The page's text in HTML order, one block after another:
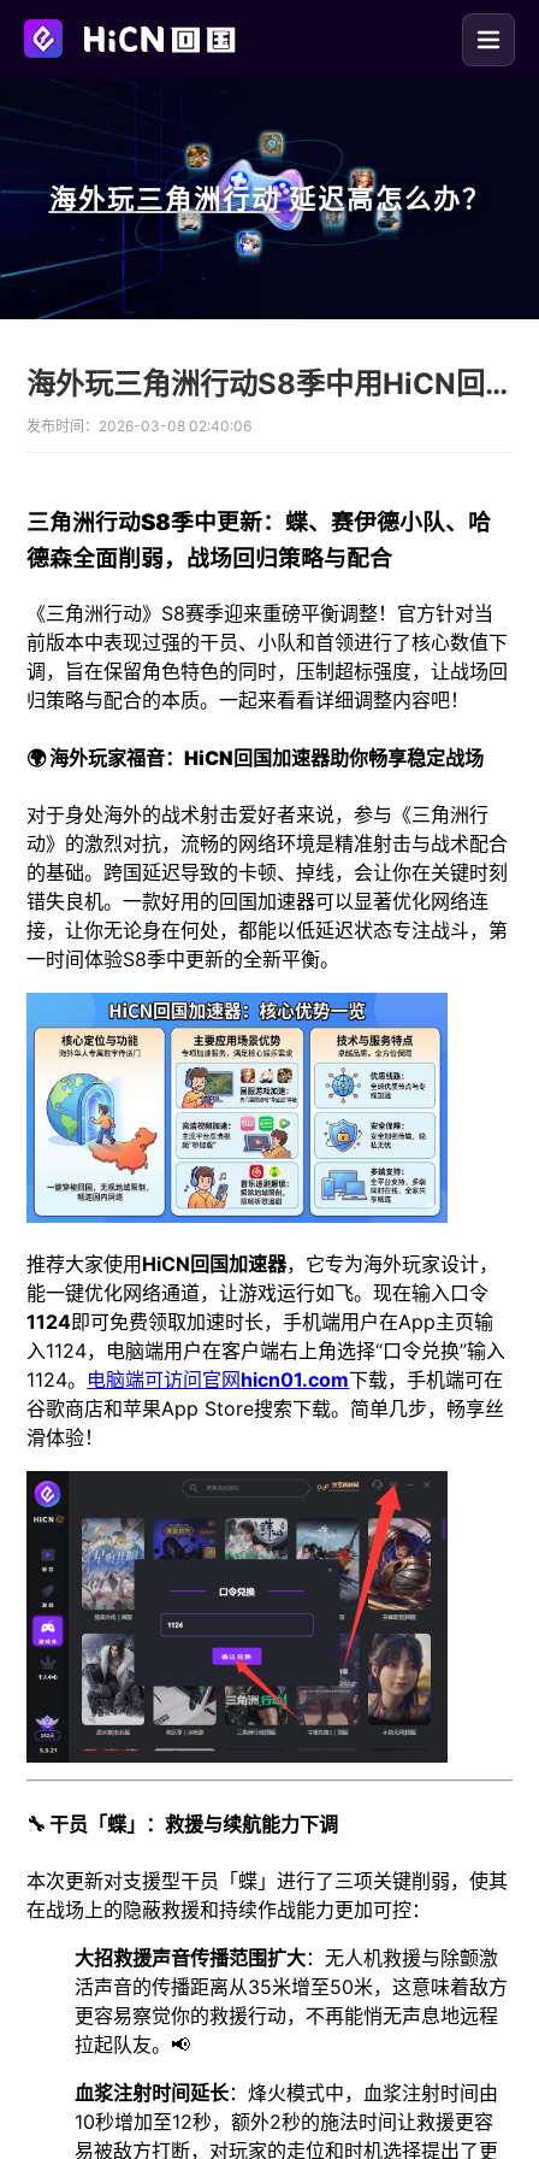
海外玩三角洲行动 延迟高怎么办？
海外玩三角洲行动S8季中用HiCN回国加速器畅享平衡更新
发布时间： 2026-03-08 02:40:06
三角洲行动S8季中更新：蝶、赛伊德小队、哈
德森全面削弱，战场回归策略与配合
《三角洲行动》S8赛季迎来重磅平衡调整！官方针对当
前版本中表现过强的干员、小队和首领进行了核心数值下
调，旨在保留角色特色的同时，压制超标强度，让战场回
归策略与配合的本质。一起来看看详细调整内容吧！
🌍 海外玩家福音：HiCN回国加速器助你畅享稳定战场
对于身处海外的战术射击爱好者来说，参与《三角洲行
动》的激烈对抗，流畅的网络环境是精准射击与战术配合
的基础。跨国延迟导致的卡顿、掉线，会让你在关键时刻
错失良机。一款好用的回国加速器可以显著优化网络连
接，让你无论身在何处，都能以低延迟状态专注战斗，第
一时间体验S8季中更新的全新平衡。
推荐大家使用 HiCN回国加速器，它专为海外玩家设计，
能一键优化网络通道，让游戏运行如飞。现在输入口令
1124即可免费领取加速时长，手机端用户在App主页输
入1124，电脑端用户在客户端右上角选择“口令兑换”输入
1124。 电脑端可访问官网hicn01.com下载，手机端可在
谷歌商店和苹果App Store搜索下载。简单几步，畅享丝
滑体验！
🔧 干员「蝶」：救援与续航能力下调
本次更新对支援型干员「蝶」进行了三项关键削弱，使其
在战场上的隐蔽救援和持续作战能力更加可控：
大招救援声音传播范围扩大：无人机救援与除颤激
活声音的传播距离从35米增至50米，这意味着敌方
更容易察觉你的救援行动，不再能悄无声息地远程
拉起队友。📢
血浆注射时间延长：烽火模式中，血浆注射时间由
10秒增加至12秒，额外2秒的施法时间让救援更容
易被敌方打断，对玩家的走位和时机选择提出了更